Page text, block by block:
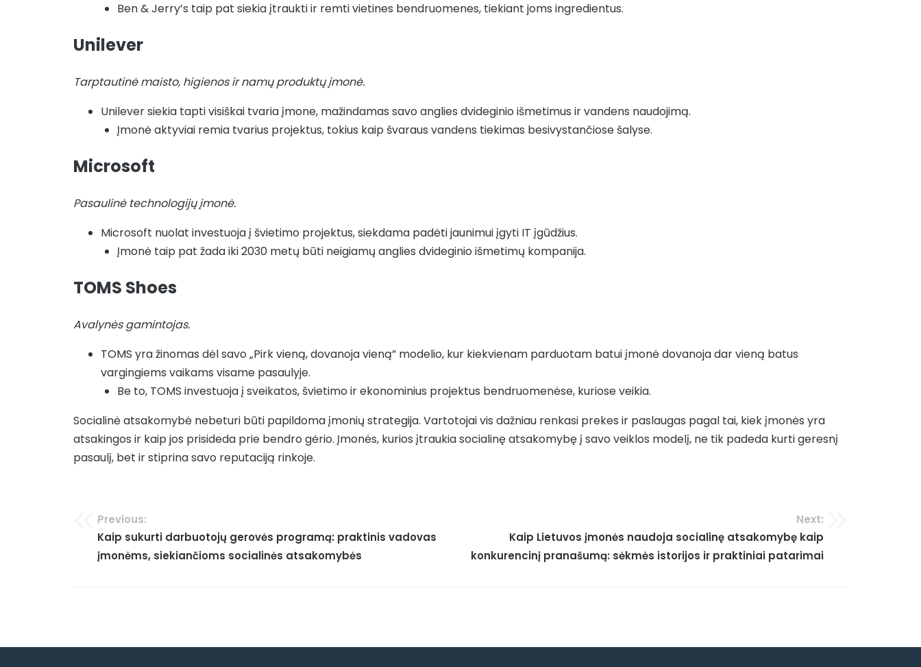
Ben & Jerry’s taip pat siekia įtraukti ir remti vietines bendruomenes, tiekiant joms ingredientus.
Unilever
Tarptautinė maisto, higienos ir namų produktų įmonė.
Unilever siekia tapti visiškai tvaria įmone, mažindamas savo anglies dvideginio išmetimus ir vandens naudojimą.
Įmonė aktyviai remia tvarius projektus, tokius kaip švaraus vandens tiekimas besivystančiose šalyse.
Microsoft
Pasaulinė technologijų įmonė.
Microsoft nuolat investuoja į švietimo projektus, siekdama padėti jaunimui įgyti IT įgūdžius.
Įmonė taip pat žada iki 2030 metų būti neigiamų anglies dvideginio išmetimų kompanija.
TOMS Shoes
Avalynės gamintojas.
TOMS yra žinomas dėl savo „Pirk vieną, dovanoja vieną” modelio, kur kiekvienam parduotam batui įmonė dovanoja dar vieną batus
vargingiems vaikams visame pasaulyje.
Be to, TOMS investuoja į sveikatos, švietimo ir ekonominius projektus bendruomenėse, kuriose veikia.
Socialinė atsakomybė nebeturi būti papildoma įmonių strategija. Vartotojai vis dažniau renkasi prekes ir paslaugas pagal tai, kiek įmonės yra
atsakingos ir kaip jos prisideda prie bendro gėrio. Įmonės, kurios įtraukia socialinę atsakomybę į savo veiklos modelį, ne tik padeda kurti geresnį
pasaulį, bet ir stiprina savo reputaciją rinkoje.
Navigacija
tarp
Previous:
Kaip sukurti darbuotojų gerovės programą: praktinis vadovas
įmonėms, siekiančioms socialinės atsakomybės
Next:
Kaip Lietuvos įmonės naudoja socialinę atsakomybę kaip
konkurencinį pranašumą: sėkmės istorijos ir praktiniai patarimai